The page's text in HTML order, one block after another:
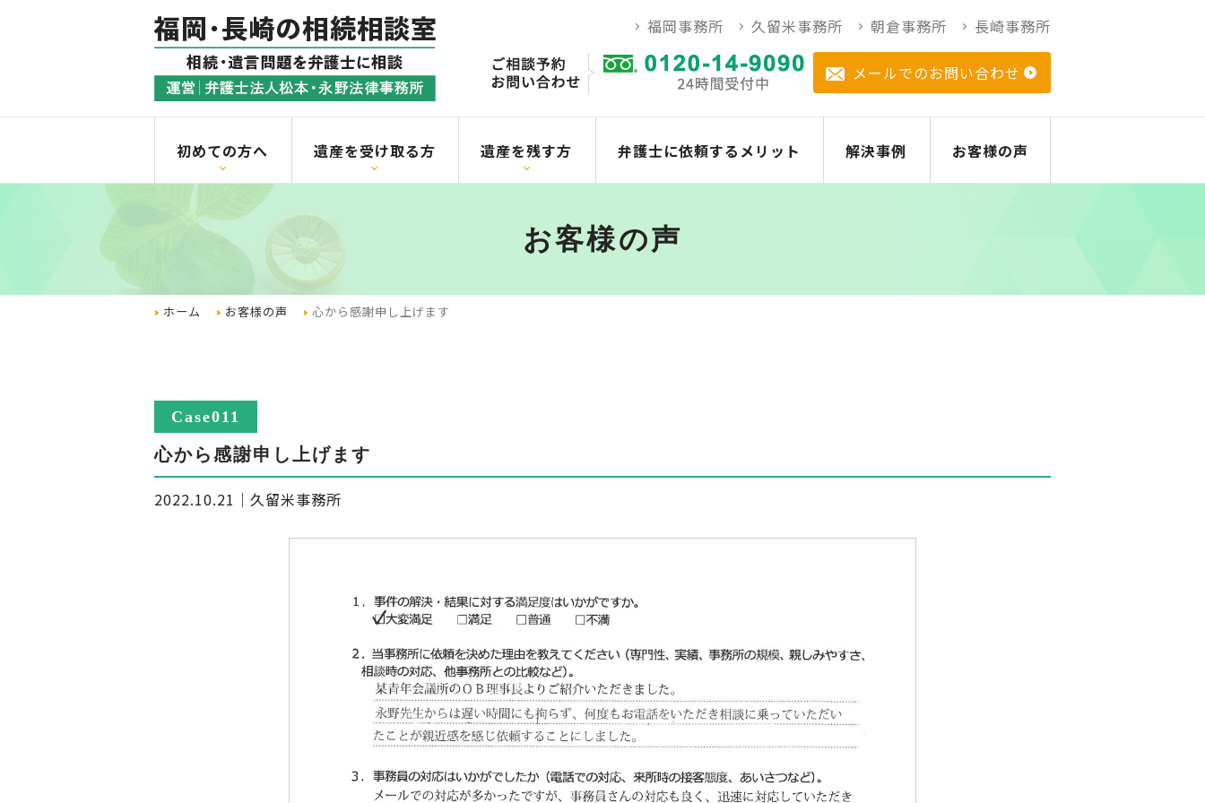
福岡事務所 久留米事務所 朝倉事務所 長崎事務所
メールでのお問い合わせ
初めての方へ 遺産を受け取る方 遺産を残す方 弁護士に依頼するメリット 解決事例 お客様の声
お客様の声
ホーム お客様の声 心から感謝申し上げます
Case011
心から感謝申し上げます
2022.10.21 ｜ 久留米事務所